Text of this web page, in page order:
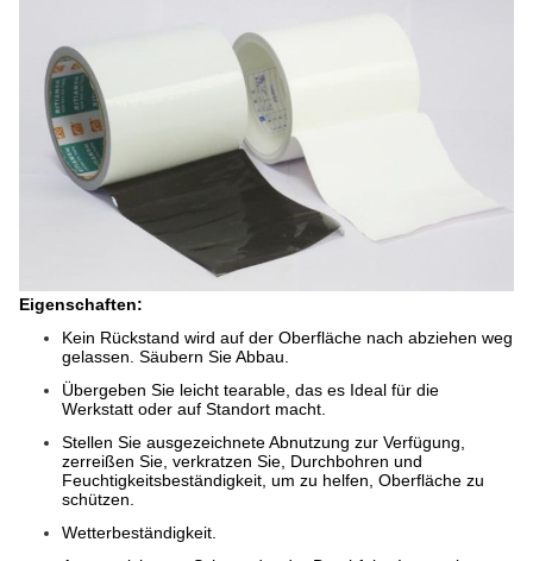
Eigenschaften:
Kein Rückstand wird auf der Oberfläche nach abziehen weg
gelassen. Säubern Sie Abbau.
Übergeben Sie leicht tearable, das es Ideal für die
Werkstatt oder auf Standort macht.
Stellen Sie ausgezeichnete Abnutzung zur Verfügung,
zerreißen Sie, verkratzen Sie, Durchbohren und
Feuchtigkeitsbeständigkeit, um zu helfen, Oberfläche zu
schützen.
Wetterbeständigkeit.